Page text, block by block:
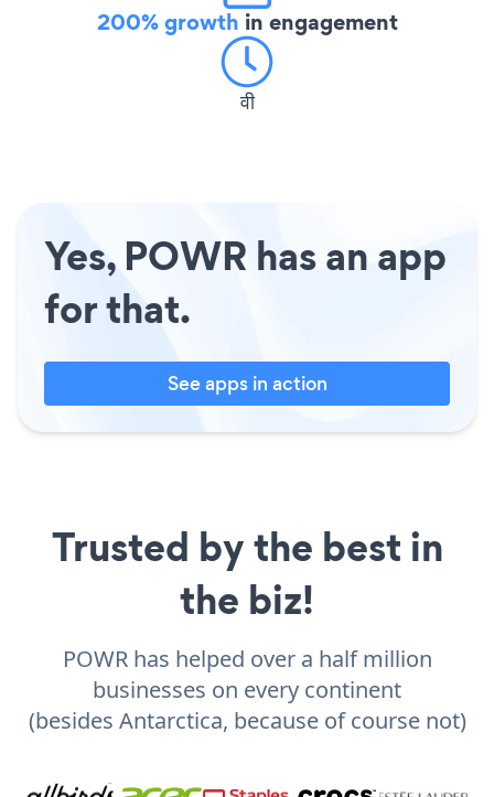
200% growth in engagement
वी
Yes, POWR has an app
for that.
See apps in action
Trusted by the best in
the biz!
POWR has helped over a half million
businesses on every continent
(besides Antarctica, because of course not)